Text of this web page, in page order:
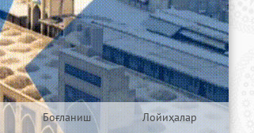
Боғланиш Лойиҳалар